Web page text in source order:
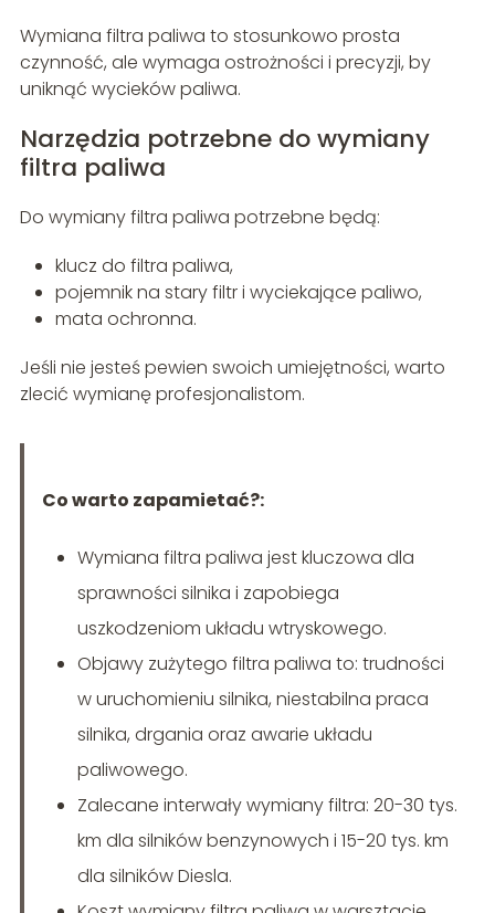
Wymiana filtra paliwa to stosunkowo prosta
czynność, ale wymaga ostrożności i precyzji, by
uniknąć wycieków paliwa.
Narzędzia potrzebne do wymiany
filtra paliwa
Do wymiany filtra paliwa potrzebne będą:
klucz do filtra paliwa,
pojemnik na stary filtr i wyciekające paliwo,
mata ochronna.
Jeśli nie jesteś pewien swoich umiejętności, warto
zlecić wymianę profesjonalistom.
Co warto zapamietać?:
Wymiana filtra paliwa jest kluczowa dla
sprawności silnika i zapobiega
uszkodzeniom układu wtryskowego.
Objawy zużytego filtra paliwa to: trudności
w uruchomieniu silnika, niestabilna praca
silnika, drgania oraz awarie układu
paliwowego.
Zalecane interwały wymiany filtra: 20-30 tys.
km dla silników benzynowych i 15-20 tys. km
dla silników Diesla.